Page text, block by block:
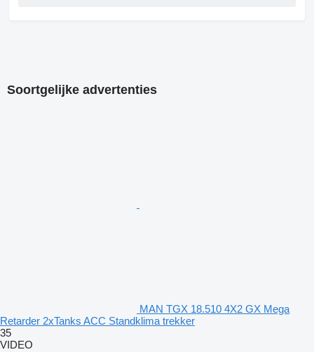
Soortgelijke advertenties
MAN TGX 18.510 4X2 GX Mega
Retarder 2xTanks ACC Standklima trekker
35
VIDEO